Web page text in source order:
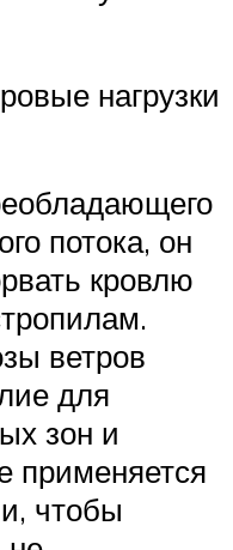
нагрузки
потока, он
кровлю
ветров
для
зон и
применяется
чтобы